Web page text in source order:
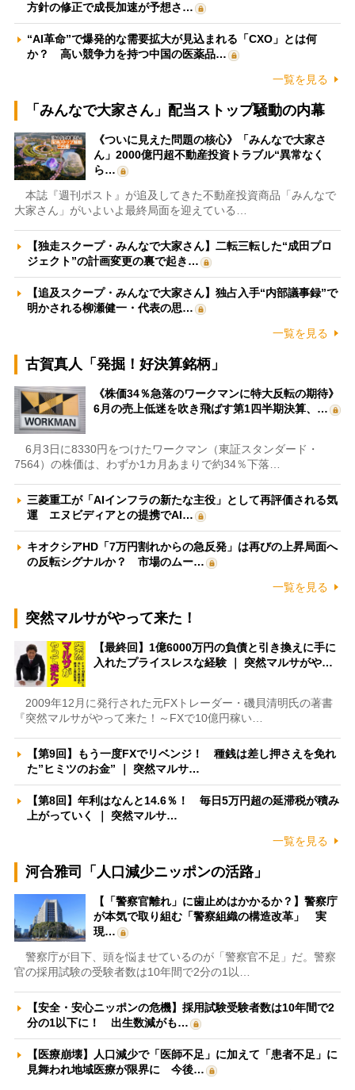
方針の修正で成長加速が予想さ…
“AI革命”で爆発的な需要拡大が見込まれる「CXO」とは何
か？ 高い競争力を持つ中国の医薬品…
一覧を見る
「みんなで大家さん」配当ストップ騒動の内幕
《ついに見えた問題の核心》「みんなで大家さ
ん」2000億円超不動産投資トラブル“異常なく
ら…
本誌『週刊ポスト』が追及してきた不動産投資商品「みんなで
大家さん」がいよいよ最終局面を迎えている…
【独走スクープ・みんなで大家さん】二転三転した“成田プロ
ジェクト”の計画変更の裏で起き…
【追及スクープ・みんなで大家さん】独占入手“内部議事録”で
明かされる柳瀬健一・代表の思…
一覧を見る
古賀真人「発掘！好決算銘柄」
《株価34％急落のワークマンに特大反転の期待》
6月の売上低迷を吹き飛ばす第1四半期決算、…
6月3日に8330円をつけたワークマン（東証スタンダード・
7564）の株価は、わずか1カ月あまりで約34％下落…
三菱重工が「AIインフラの新たな主役」として再評価される気
運 エヌビディアとの提携でAI…
キオクシアHD「7万円割れからの急反発」は再びの上昇局面へ
の反転シグナルか？ 市場のムー…
一覧を見る
突然マルサがやって来た！
【最終回】1億6000万円の負債と引き換えに手に
入れたプライスレスな経験 ｜ 突然マルサがや…
2009年12月に発行された元FXトレーダー・磯貝清明氏の著書
『突然マルサがやって来た！～FXで10億円稼い…
【第9回】もう一度FXでリベンジ！ 種銭は差し押さえを免れ
た”ヒミツのお金” ｜ 突然マルサ…
【第8回】年利はなんと14.6％！ 毎日5万円超の延滞税が積み
上がっていく ｜ 突然マルサ…
一覧を見る
河合雅司「人口減少ニッポンの活路」
【「警察官離れ」に歯止めはかかるか？】警察庁
が本気で取り組む「警察組織の構造改革」 実
現…
警察庁が目下、頭を悩ませているのが「警察官不足」だ。警察
官の採用試験の受験者数は10年間で2分の1以…
【安全・安心ニッポンの危機】採用試験受験者数は10年間で2
分の1以下に！ 出生数減がも…
【医療崩壊】人口減少で「医師不足」に加えて「患者不足」に
見舞われ地域医療が限界に 今後…